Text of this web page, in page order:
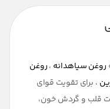
روغن سیاهدانه ،روغن
، برای تقویت قوای
قلب و گردش خون،